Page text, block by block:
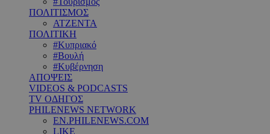
ΠΟΛΙΤΙΣΜΟΣ
ΑΤΖΕΝΤΑ
ΠΟΛΙΤΙΚΗ
#Κυπριακό
#Βουλή
#Κυβέρνηση
ΑΠΟΨΕΙΣ
VIDEOS & PODCASTS
TV ΟΔΗΓΟΣ
PHILENEWS NETWORK
EN.PHILENEWS.COM
LIKE